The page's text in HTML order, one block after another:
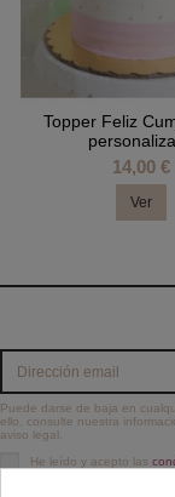
Topper Feliz
14,00 €
Ver
Puede darse de baja en
ello, consulte nuestra
aviso legal.
He leído y acepto las